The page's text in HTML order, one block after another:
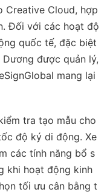
Creative Cloud, hợp
Đối với các hoạt độ
quốc tế, đặc biệt
được quản lý,
mang lại
tra tạo mẫu cho
độ ký di động. Xe
các tính năng bổ s
khi hoạt động kinh
tối ưu cân bằng t